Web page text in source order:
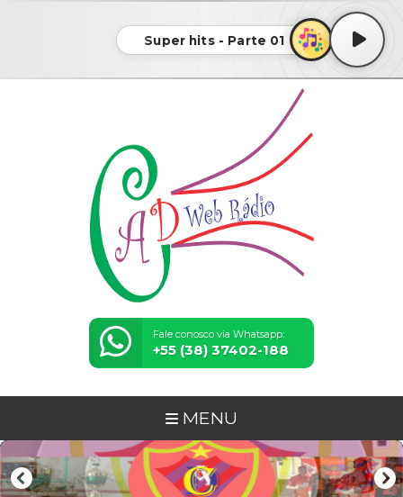
Super hits - Parte 01
Fale conosco via Whatsapp:
+55 (38) 37402-188
MENU